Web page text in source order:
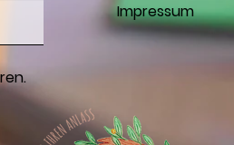
Impressum